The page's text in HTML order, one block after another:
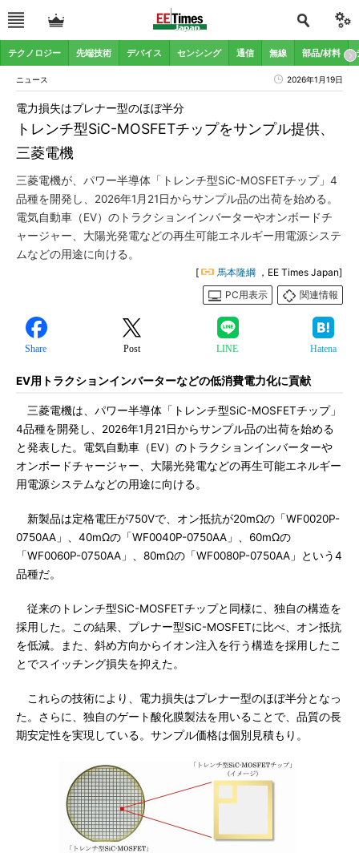
テクノロジー 先端技術 デバイス センシング 通信 無線 部品/材料
ニュース 2026年1月19日
トレンチ型SiC-MOSFETチップをサンプル提供、
三菱電機
電力損失はプレナー型のほぼ半分
三菱電機が、パワー半導体「トレンチ型SiC-MOSFETチップ」4
品種を開発し、2026年1月21日からサンプル品の出荷を始める。
電気自動車（EV）のトラクションインバーターやオンボードチ
ャージャー、大陽光発電などの再生可能エネルギー用電源システ
ムなどの用途に向ける。
[ 馬本隆綱 ，EE Times Japan]
PC用表示
関連情報
Share Post LINE Hatena
EV用トラクションインバーターなどの低消費電力化に貢献
三菱電機は、パワー半導体「トレンチ型SiC-MOSFETチップ」
4品種を開発し、2026年1月21日からサンプル品の出荷を始める
と発表した。電気自動車（EV）のトラクションインバーターや
オンボードチャージャー、大陽光発電などの再生可能エネルギー
用電源システムなどの用途に向ける。
新製品は定格電圧が750Vで、オン抵抗が20mΩの「WF0020P-
0750AA」、40mΩの「WF0040P-0750AA」、60mΩの
「WF0060P-0750AA」、80mΩの「WF0080P-0750AA」という4
品種だ。
従来のトレンチ型SiC-MOSFETチップと同様に、独自の構造を
採用した。この結果、プレナー型SiC-MOSFETに比べ、オン抵抗
を低減。また、斜め方向からイオン注入を行う構造を採用したこ
とでスイッチング損失を抑えた。
これらの技術により、電力損失はプレナー型のほぼ半分となっ
た。さらに、独自のゲート酸化膜製法を用いることで、品質の長
期安定性を実現している。サンプル価格は個別見積もり。